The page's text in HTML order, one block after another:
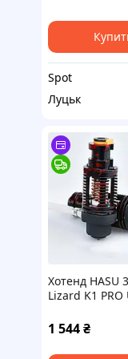
пам'яттю 32
Spot
Луцьк
Хотенд HASU
Lizard K1 PRO
керамічний
350°C 115W
біметалічний
термобар'єр
1 544₴